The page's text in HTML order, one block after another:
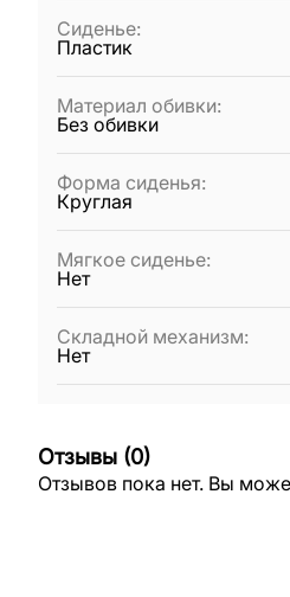
Сиденье:
Пластик
Материал обивки:
Без обивки
Форма сиденья:
Круглая
Мягкое сиденье:
Нет
Складной механизм:
Нет
Отзывы (0)
Отзывов пока нет. Вы